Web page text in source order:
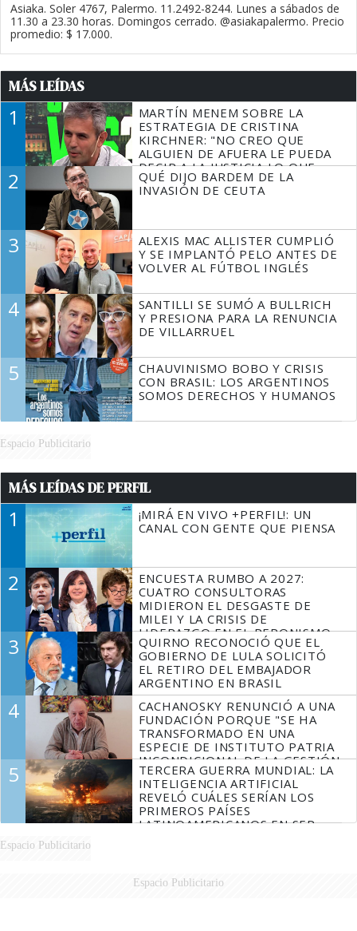
Asiaka. Soler 4767, Palermo. 11.2492-8244. Lunes a sábados de
11.30 a 23.30 horas. Domingos cerrado. @asiakapalermo. Precio
promedio: $ 17.000.
MÁS LEÍDAS
1
MARTÍN MENEM SOBRE LA
ESTRATEGIA DE CRISTINA
KIRCHNER: "NO CREO QUE
ALGUIEN DE AFUERA LE PUEDA
DECIR A LA JUSTICIA LO QUE
TIENE QUE HACER"
2
QUÉ DIJO BARDEM DE LA
INVASIÓN DE CEUTA
3
ALEXIS MAC ALLISTER CUMPLIÓ
Y SE IMPLANTÓ PELO ANTES DE
VOLVER AL FÚTBOL INGLÉS
4
SANTILLI SE SUMÓ A BULLRICH
Y PRESIONA PARA LA RENUNCIA
DE VILLARRUEL
5
CHAUVINISMO BOBO Y CRISIS
CON BRASIL: LOS ARGENTINOS
SOMOS DERECHOS Y HUMANOS
Espacio Publicitario
MÁS LEÍDAS DE PERFIL
1
¡MIRÁ EN VIVO +PERFIL!: UN
CANAL CON GENTE QUE PIENSA
2
ENCUESTA RUMBO A 2027:
CUATRO CONSULTORAS
MIDIERON EL DESGASTE DE
MILEI Y LA CRISIS DE
LIDERAZGO EN EL PERONISMO
3
QUIRNO RECONOCIÓ QUE EL
GOBIERNO DE LULA SOLICITÓ
EL RETIRO DEL EMBAJADOR
ARGENTINO EN BRASIL
4
CACHANOSKY RENUNCIÓ A UNA
FUNDACIÓN PORQUE "SE HA
TRANSFORMADO EN UNA
ESPECIE DE INSTITUTO PATRIA
INCONDICIONAL DE LA GESTIÓN
DE MILEI"
5
TERCERA GUERRA MUNDIAL: LA
INTELIGENCIA ARTIFICIAL
REVELÓ CUÁLES SERÍAN LOS
PRIMEROS PAÍSES
LATINOAMERICANOS EN SER
Espacio Publicitario
Espacio Publicitario